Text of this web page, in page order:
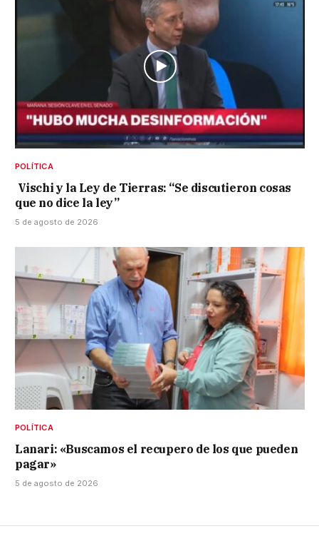
POLÍTICA
Vischi y la Ley de Tierras: “Se discutieron cosas
que no dice la ley”
5 de agosto de 2026
POLÍTICA
Lanari: «Buscamos el recupero de los que pueden
pagar»
5 de agosto de 2026